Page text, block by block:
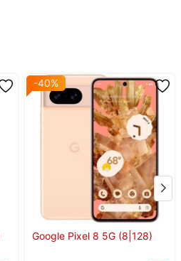
-40%
Google Pixel 8 5G (8|128)